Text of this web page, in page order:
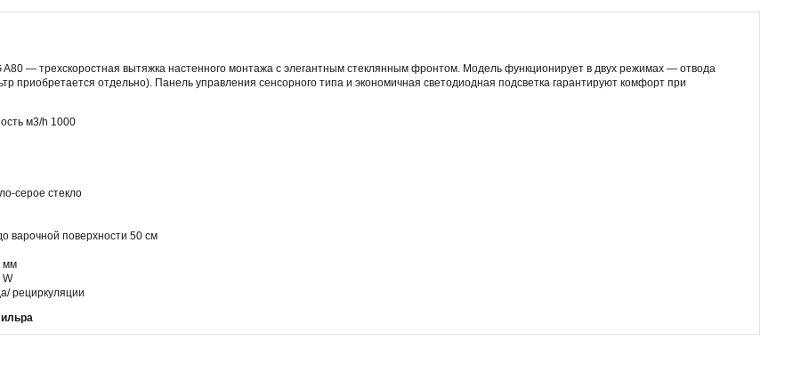
A80 — трехскоростная вытяжка настенного монтажа с элегантным стеклянным фронтом. Модель функционирует в двух режимах — отвода
приобретается отдельно). Панель управления сенсорного типа и экономичная светодиодная подсветка гарантируют комфорт при
м3/h 1000
серое стекло
варочной поверхности 50 см
мм
W
рециркуляции